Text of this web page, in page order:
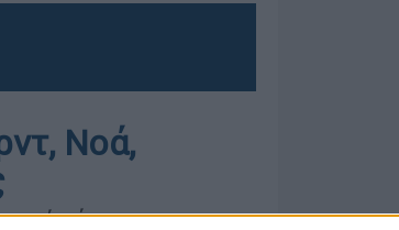
Νοά,
σέντερ